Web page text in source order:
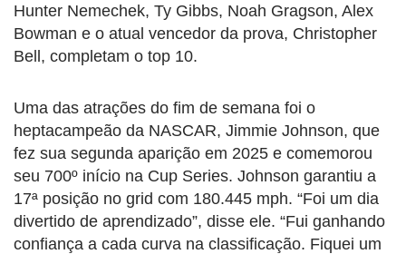
Hunter Nemechek, Ty Gibbs, Noah Gragson, Alex
Bowman e o atual vencedor da prova, Christopher
Bell, completam o top 10.
Uma das atrações do fim de semana foi o
heptacampeão da NASCAR, Jimmie Johnson, que
fez sua segunda aparição em 2025 e comemorou
seu 700º início na Cup Series. Johnson garantiu a
17ª posição no grid com 180.445 mph. “Foi um dia
divertido de aprendizado”, disse ele. “Fui ganhando
confiança a cada curva na classificação. Fiquei um